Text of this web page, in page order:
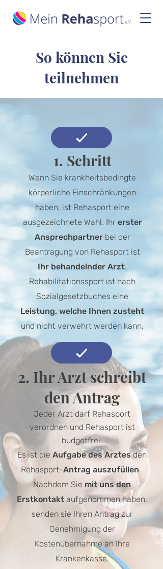
So können Sie
teilnehmen
1. Schritt
Wenn Sie krankheitsbedingte
körperliche Einschränkungen
haben, ist Rehasport eine
ausgezeichnete Wahl. Ihr erster
Ansprechpartner bei der
Beantragung von Rehasport ist
Ihr behandelnder Arzt.
Rehabilitationssport ist nach
Sozialgesetzbuches eine
Leistung, welche Ihnen zusteht
und nicht verwehrt werden kann.
2. Ihr Arzt schreibt
den Antrag
Jeder Arzt darf Rehasport
verordnen und Rehasport ist
budgetfrei.
Es ist die Aufgabe des Arztesden
Rehasport-Antrag auszufüllen.
Nachdem Sie mit uns den
Erstkontakt aufgenommen haben,
senden sie Ihren Antrag zur
Genehmigung der
Kostenübernahme an Ihre
Krankenkasse.